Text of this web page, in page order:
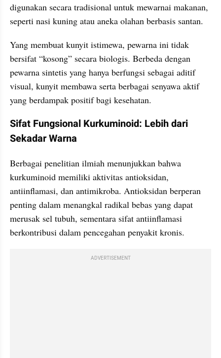
digunakan secara tradisional untuk mewarnai makanan,
seperti nasi kuning atau aneka olahan berbasis santan.
Yang membuat kunyit istimewa, pewarna ini tidak
bersifat “kosong” secara biologis. Berbeda dengan
pewarna sintetis yang hanya berfungsi sebagai aditif
visual, kunyit membawa serta berbagai senyawa aktif
yang berdampak positif bagi kesehatan.
Sifat Fungsional Kurkuminoid: Lebih dari
Sekadar Warna
Berbagai penelitian ilmiah menunjukkan bahwa
kurkuminoid memiliki aktivitas antioksidan,
antiinflamasi, dan antimikroba. Antioksidan berperan
penting dalam menangkal radikal bebas yang dapat
merusak sel tubuh, sementara sifat antiinflamasi
berkontribusi dalam pencegahan penyakit kronis.
ADVERTISEMENT